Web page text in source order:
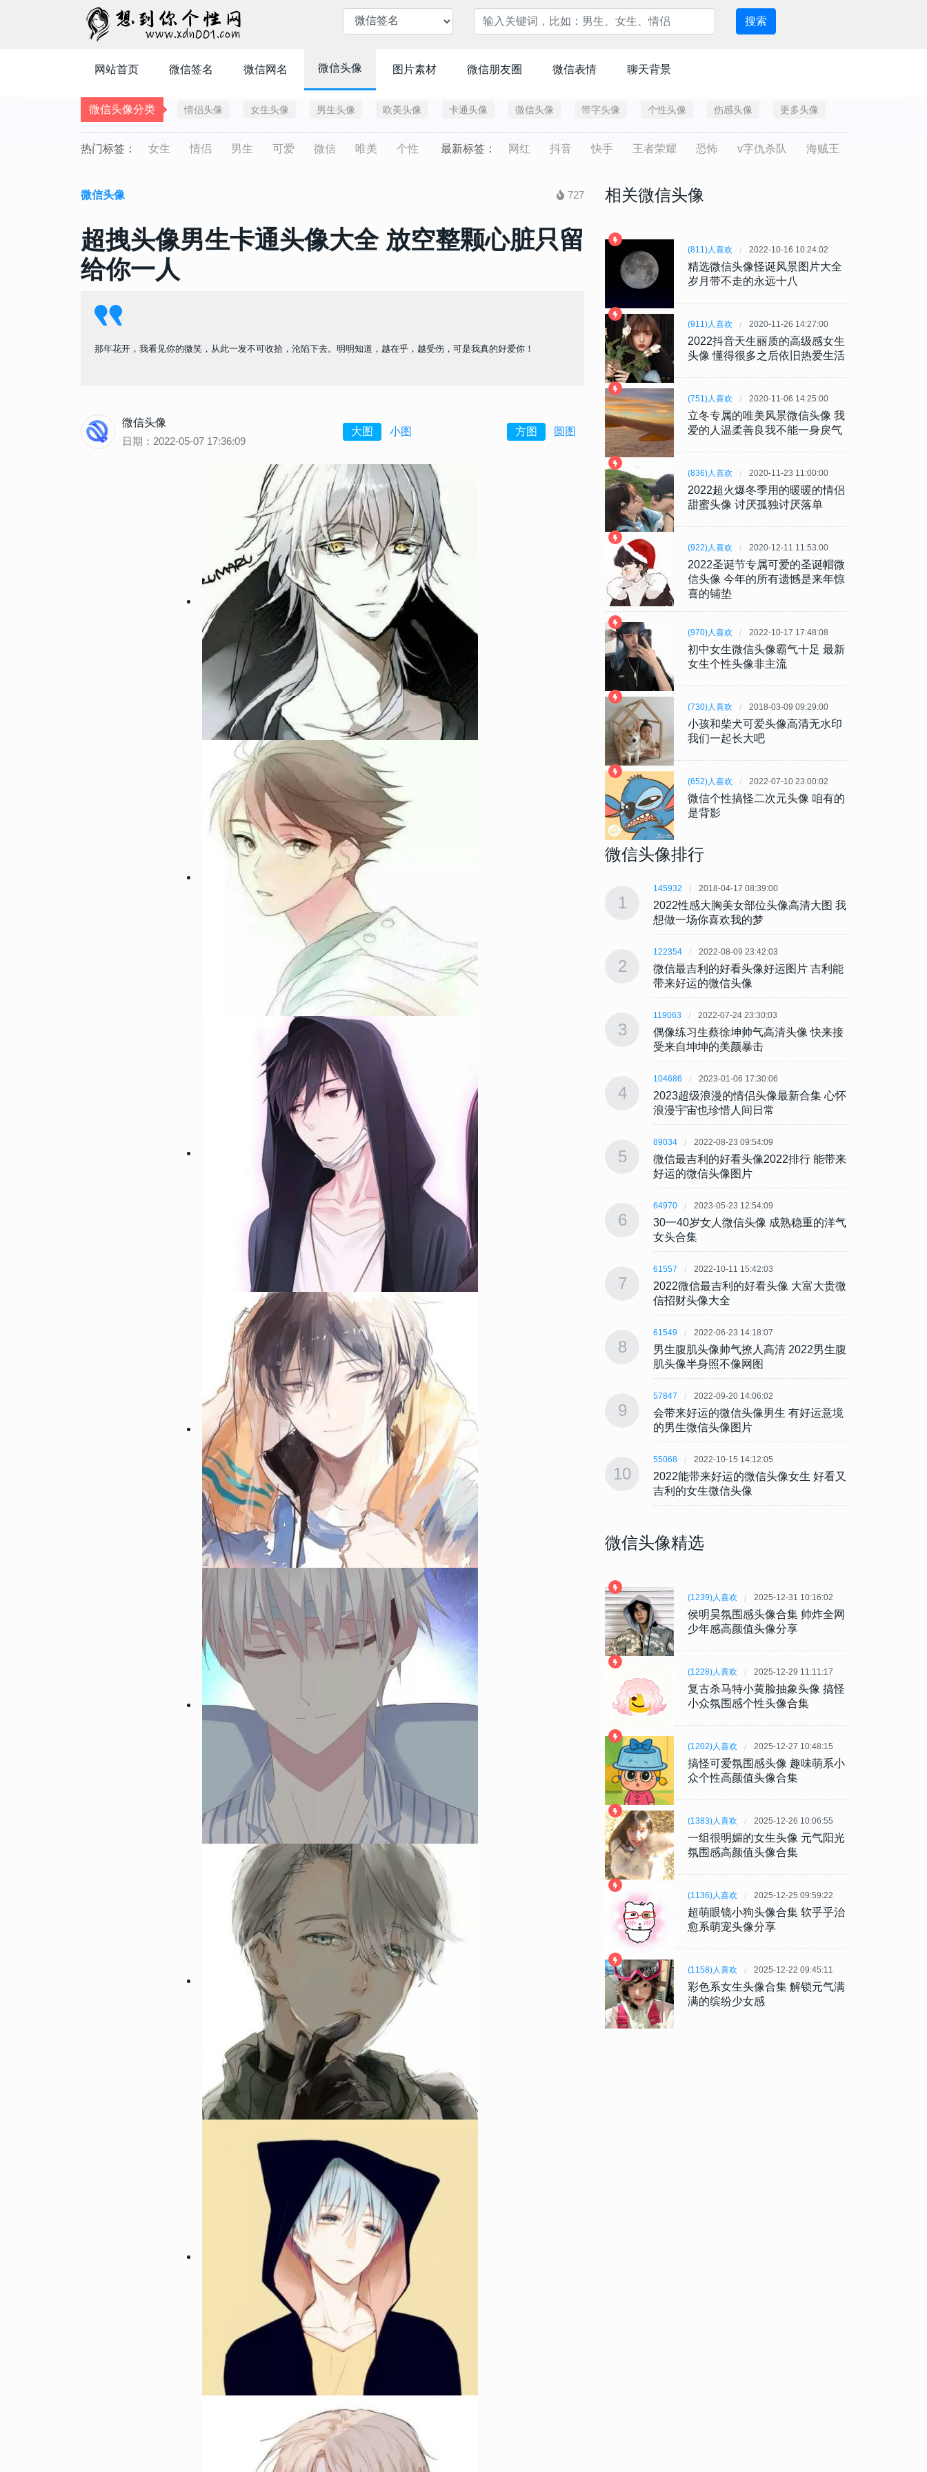
搜索
网站首页 微信签名 微信网名 微信头像 图片素材 微信朋友圈 微信表情 聊天背景
微信头像分类 情侣头像 女生头像 男生头像 欧美头像 卡通头像 微信头像 带字头像 个性头像 伤感头像 更多头像
热门标签： 女生 情侣 男生 可爱 微信 唯美 个性 最新标签： 网红 抖音 快手 王者荣耀 恐怖 v字仇杀队 海贼王
微信头像 727
超拽头像男生卡通头像大全 放空整颗心脏只留
给你一人
那年花开，我看见你的微笑，从此一发不可收拾，沦陷下去。明明知道，越在乎，越受伤，可是我真的好爱你！
微信头像
日期：2022-05-07 17:36:09
大图 小图 方图 圆图
相关微信头像
(811)人喜欢 2022-10-16 10:24:02
精选微信头像怪诞风景图片大全
岁月带不走的永远十八
(911)人喜欢 2020-11-26 14:27:00
2022抖音天生丽质的高级感女生
头像 懂得很多之后依旧热爱生活
(751)人喜欢 2020-11-06 14:25:00
立冬专属的唯美风景微信头像 我
爱的人温柔善良我不能一身戾气
(836)人喜欢 2020-11-23 11:00:00
2022超火爆冬季用的暖暖的情侣
甜蜜头像 讨厌孤独讨厌落单
(922)人喜欢 2020-12-11 11:53:00
2022圣诞节专属可爱的圣诞帽微
信头像 今年的所有遗憾是来年惊
喜的铺垫
(970)人喜欢 2022-10-17 17:48:08
初中女生微信头像霸气十足 最新
女生个性头像非主流
(730)人喜欢 2018-03-09 09:29:00
小孩和柴犬可爱头像高清无水印
我们一起长大吧
(652)人喜欢 2022-07-10 23:00:02
微信个性搞怪二次元头像 咱有的
是背影
微信头像排行
2018-04-17 08:39:00
2022性感大胸美女部位头像高清大图 我
想做一场你喜欢我的梦
微信最吉利的好看头像好运图片 吉利能
2022-07-24 23:30:03
偶像练习生蔡徐坤帅气高清头像 快来接
受来自坤坤的美颜暴击
2023-01-06 17:30:06
2023超级浪漫的情侣头像最新合集 心怀
浪漫宇宙也珍惜人间日常
2022-08-23 09:54:09
微信最吉利的好看头像2022排行 能带来
好运的微信头像图片
2023-05-23 12:54:09
30一40岁女人微信头像 成熟稳重的洋气
2022-10-11 15:42:03
2022微信最吉利的好看头像 大富大贵微
2022-06-23 14:18:07
男生腹肌头像帅气撩人高清 2022男生腹
肌头像半身照不像网图
2022-09-20 14:06:02
会带来好运的微信头像男生 有好运意境
的男生微信头像图片
2022-10-15 14:12:05
2022能带来好运的微信头像女生 好看又
吉利的女生微信头像
想做一场你喜欢我的梦
2
微信最吉利的好看头像好运图片 吉利能
带来好运的微信头像
3
119063
2023超级浪漫的情侣头像最新合集 心怀
浪漫宇宙也珍惜人间日常
89034 2022-08-23 09:54:09
微信最吉利的好看头像2022排行 能带来
好运的微信头像图片
6
30一40岁女人微信头像 成熟稳重的洋气
女头合集
7
61557 2022-10-11 15:42:03
2022微信最吉利的好看头像 大富大贵微
信招财头像大全
8
61549
男生腹肌头像帅气撩人高清 2022男生腹
肌头像半身照不像网图
9
57847 2022-09-20 14:06:02
会带来好运的微信头像男生 有好运意境
的男生微信头像图片
10
55068 2022-10-15 14:12:05
2022能带来好运的微信头像女生 好看又
吉利的女生微信头像
1
145932 2018-04-17 08:39:00
2022性感大胸美女部位头像高清大图 我
想做一场你喜欢我的梦
2
122354 2022-08-09 23:42:03
微信最吉利的好看头像好运图片 吉利能
带来好运的微信头像
3
119063 2022-07-24 23:30:03
偶像练习生蔡徐坤帅气高清头像 快来接
受来自坤坤的美颜暴击
4
104686 2023-01-06 17:30:06
2023超级浪漫的情侣头像最新合集 心怀
浪漫宇宙也珍惜人间日常
5
89034 2022-08-23 09:54:09
微信最吉利的好看头像2022排行 能带来
好运的微信头像图片
6
64970 2023-05-23 12:54:09
30一40岁女人微信头像 成熟稳重的洋气
女头合集
7
61557 2022-10-11 15:42:03
2022微信最吉利的好看头像 大富大贵微
信招财头像大全
8
61549 2022-06-23 14:18:07
男生腹肌头像帅气撩人高清 2022男生腹
肌头像半身照不像网图
9
57847 2022-09-20 14:06:02
会带来好运的微信头像男生 有好运意境
的男生微信头像图片
10
55068 2022-10-15 14:12:05
2022能带来好运的微信头像女生 好看又
吉利的女生微信头像
微信头像精选
(1239)人喜欢 2025-12-31 10:16:02
侯明昊氛围感头像合集 帅炸全网
少年感高颜值头像分享
(1228)人喜欢 2025-12-29 11:11:17
复古杀马特小黄脸抽象头像 搞怪
小众氛围感个性头像合集
(1202)人喜欢 2025-12-27 10:48:15
搞怪可爱氛围感头像 趣味萌系小
众个性高颜值头像合集
(1383)人喜欢 2025-12-26 10:06:55
一组很明媚的女生头像 元气阳光
氛围感高颜值头像合集
(1136)人喜欢 2025-12-25 09:59:22
超萌眼镜小狗头像合集 软乎乎治
愈系萌宠头像分享
(1158)人喜欢 2025-12-22 09:45:11
彩色系女生头像合集 解锁元气满
满的缤纷少女感